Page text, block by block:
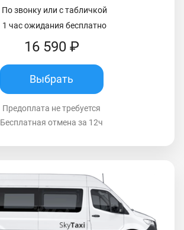
По звонку или с табличкой
1 час ожидания бесплатно
16 590 ₽
Выбрать
Предоплата не требуется
Бесплатная отмена за 12ч